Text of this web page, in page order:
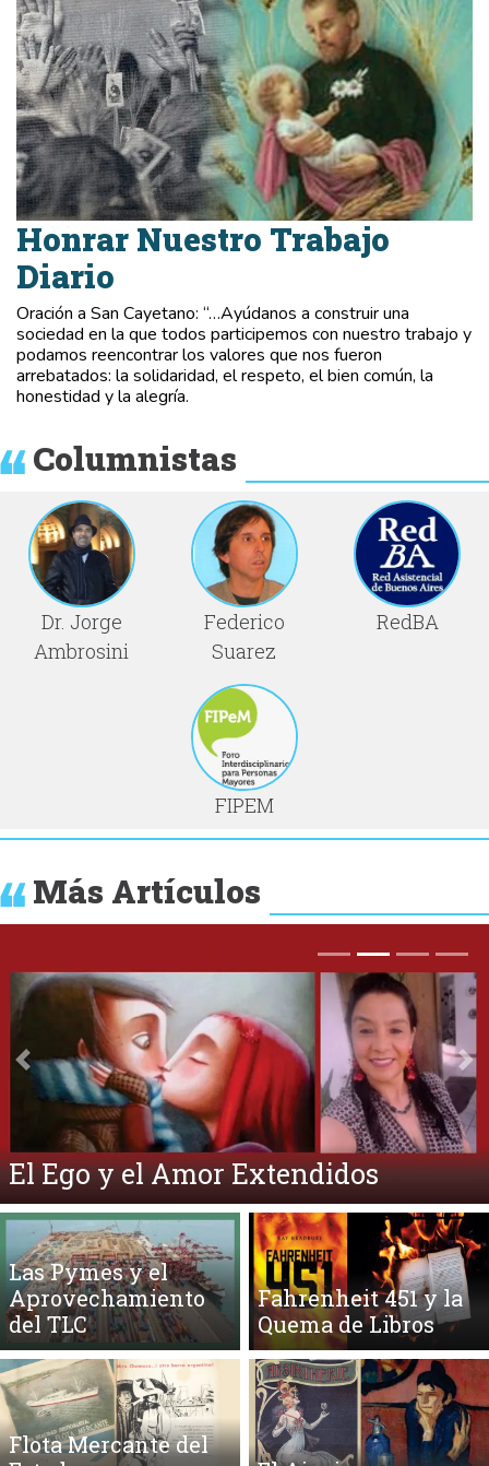
Honrar Nuestro Trabajo
Diario
Oración a San Cayetano: “…Ayúdanos a construir una
sociedad en la que todos participemos con nuestro trabajo y
podamos reencontrar los valores que nos fueron
arrebatados: la solidaridad, el respeto, el bien común, la
honestidad y la alegría.
Columnistas
Dr. Jorge
Ambrosini
Federico
Suarez
RedBA
FIPEM
Más Artículos
El Ego y el Amor Extendidos
Anterior
Las Pymes y el
Aprovechamiento
del TLC
Fahrenheit 451 y la
Quema de Libros
Flota Mercante del